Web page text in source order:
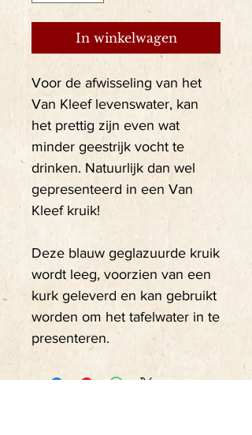
In winkelwagen
Voor de afwisseling van het
Van Kleef levenswater, kan
het prettig zijn even wat
minder geestrijk vocht te
drinken. Natuurlijk dan wel
gepresenteerd in een Van
Kleef kruik!
Deze blauw geglazuurde kruik
wordt leeg, voorzien van een
kurk geleverd en kan gebruikt
worden om het tafelwater in te
presenteren.